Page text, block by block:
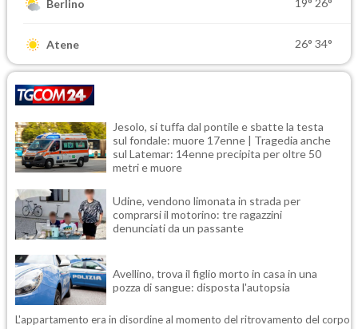
Berlino
Atene 26° 34°
Jesolo, si tuffa dal pontile e sbatte la testa
sul fondale: muore 17enne | Tragedia anche
sul Latemar: 14enne precipita per oltre 50
metri e muore
Udine, vendono limonata in strada per
comprarsi il motorino: tre ragazzini
denunciati da un passante
Avellino, trova il figlio morto in casa in una
pozza di sangue: disposta l'autopsia
L'appartamento era in disordine al momento del ritrovamento del corpo